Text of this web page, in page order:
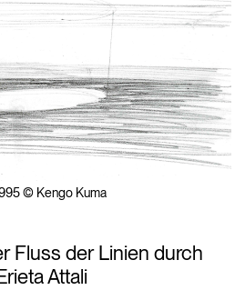
© Kengo Kuma
Fluss der Linien durch
Attali